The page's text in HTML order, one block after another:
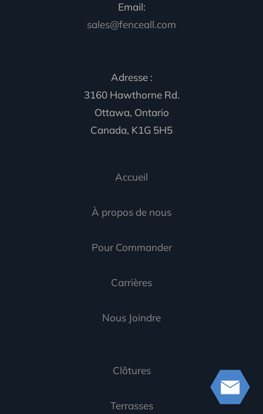
Email:
sales@fenceall.com
Adresse :
3160 Hawthorne Rd.
Ottawa, Ontario
Canada, K1G 5H5
Accueil
À propos de nous
Pour Commander
Carrières
Nous Joindre
Clôtures
Terrasses